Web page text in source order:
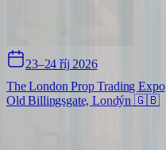
23–24 říj 2026
The London Prop Trading Expo
Old Billingsgate, Londýn 🇬🇧